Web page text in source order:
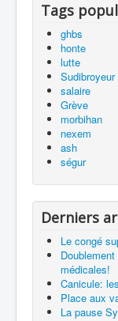
Tags
ghbs
honte
lutte
Sudibroyeur
salaire
Grève
morbihan
nexem
ash
ségur
Derniers
Le congé
médicales!
Canicule:
Place aux
La pause